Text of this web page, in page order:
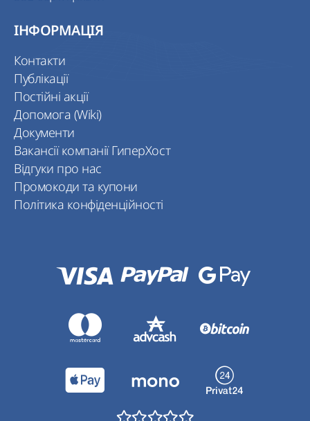
ІНФОРМАЦІЯ
Контакти
Публікації
Постійні акції
Допомога (Wiki)
Документи
Вакансії компанії ГиперХост
Відгуки про нас
Промокоди та купони
Політика конфіденційності